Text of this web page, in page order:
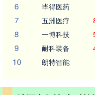
6 毕得医药
7 五洲医疗
8 一博科技
9 耐科装备
10 朗特智能